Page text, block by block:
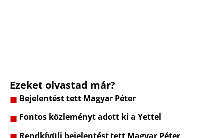
Ezeket olvastad már?
Bejelentést tett Magyar Péter
Fontos közleményt adott ki a Yettel
Rendkívüli bejelentést tett Magyar Péter